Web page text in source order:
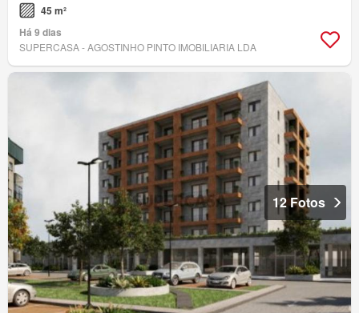
45 m²
Há 9 dias
SUPERCASA - AGOSTINHO PINTO IMOBILIARIA LDA
12 Fotos